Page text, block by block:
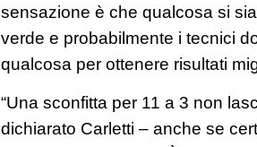
sensazione è che qualcosa si
verde e probabilmente i tecnici
qualcosa per ottenere risultati
“Una sconfitta per 11 a 3 non
dichiarato Carletti – anche se